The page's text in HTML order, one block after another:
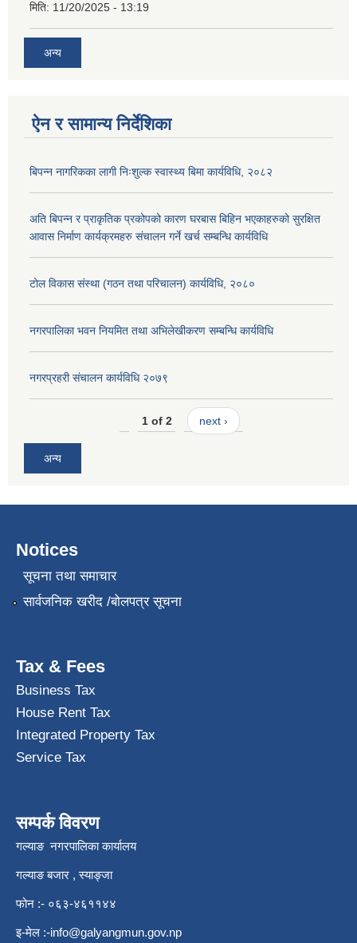
मिति: 11/20/2025 - 13:19
अन्य
ऐन र सामान्य निर्देशिका
बिपन्न नागरिकका लागी निःशुल्क स्वास्थ्य बिमा कार्यविधि, २०८२
अति बिपन्न र प्राकृतिक प्रकोपको कारण घरबास बिहिन भएकाहरुको सुरक्षित
आवास निर्माण कार्यक्रमहरु संचालन गर्ने खर्च सम्बन्धि कार्यविधि
टोल विकास संस्था (गठन तथा परिचालन) कार्यविधि, २०८०
नगरपालिका भवन नियमित तथा अभिलेखीकरण सम्बन्धि कार्यविधि
नगरप्रहरी संचालन कार्यविधि २०७९
1 of 2 next ›
अन्य
Notices
सूचना तथा समाचार
सार्वजनिक खरीद /बोलपत्र सूचना
Tax & Fees
Business Tax
House Rent Tax
Integrated Property Tax
Service Tax
सम्पर्क विवरण
गल्याङ नगरपालिका कार्यालय
गल्याङ बजार , स्याङ्जा
फोन :- ०६३-४६११४४
इ-मेल :-info@galyangmun.gov.np